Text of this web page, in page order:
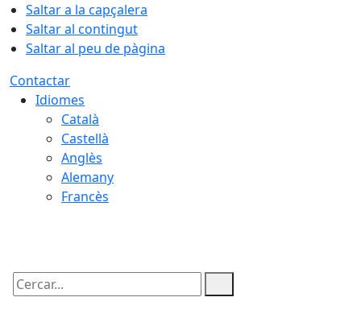
Saltar a la capçalera
Saltar al contingut
Saltar al peu de pàgina
Contactar
Idiomes
Català
Castellà
Anglès
Alemany
Francès
Cercar: